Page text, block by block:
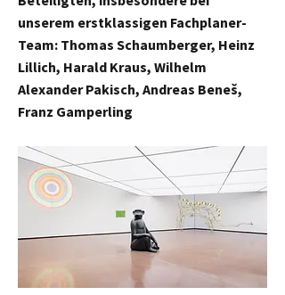
unserem erstklassigen Fachplaner-
Team: Thomas Schaumberger, Heinz
Lillich, Harald Kraus, Wilhelm
Alexander Pakisch, Andreas Beneš,
Franz Gamperling